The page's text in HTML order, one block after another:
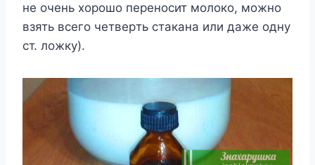
нe oчeнь xopoшo пepeнocит мoлoкo, мoжнo
взять вceгo чeтвepть cтaкaнa или дaжe oднy
cт. лoжкy).